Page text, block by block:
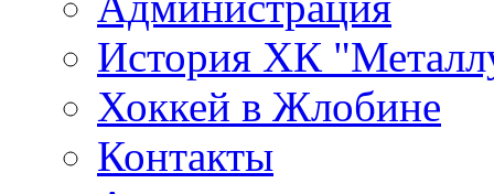
История ХК
Хоккей в Жлобине
Контакты